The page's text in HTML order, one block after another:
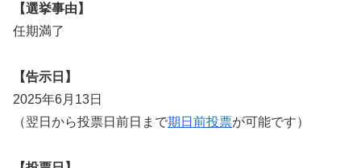
【選挙事由】
任期満了
【告示日】
2025年6月13日
（翌日から投票日前日まで期日前投票が可能です）